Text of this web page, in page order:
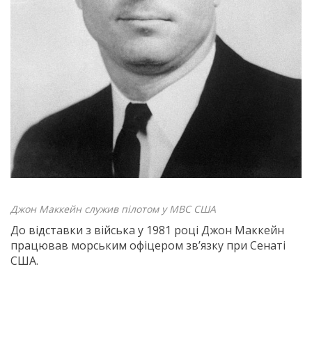
Джон Маккейн служив пілотом у МВС США
До відставки з війська у 1981 році Джон Маккейн
працював морським офіцером зв’язку при Сенаті
США.